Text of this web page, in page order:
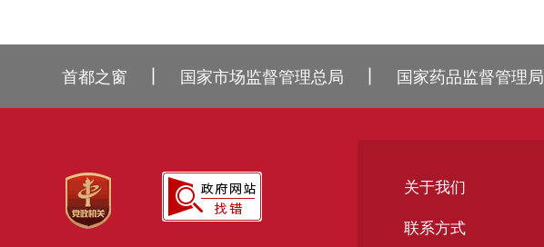
首都之窗 国家市场监督管理总局 国家药品监督管理局
关于我们
联系方式